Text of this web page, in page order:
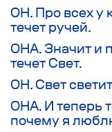
ОН. Про всех у
течет ручей.
ОНА. Значит и
течет Свет.
ОН. Свет
ОНА. И теперь
почему я